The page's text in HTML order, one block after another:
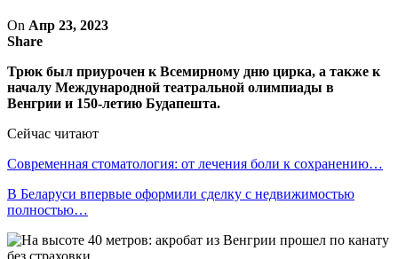
On Апр 23, 2023
Share
Трюк был приурочен к Всемирному дню цирка, а также к
началу Международной театральной олимпиады в
Венгрии и 150-летию Будапешта.
Сейчас читают
Современная стоматология: от лечения боли к сохранению…
В Беларуси впервые оформили сделку с недвижимостью
полностью…